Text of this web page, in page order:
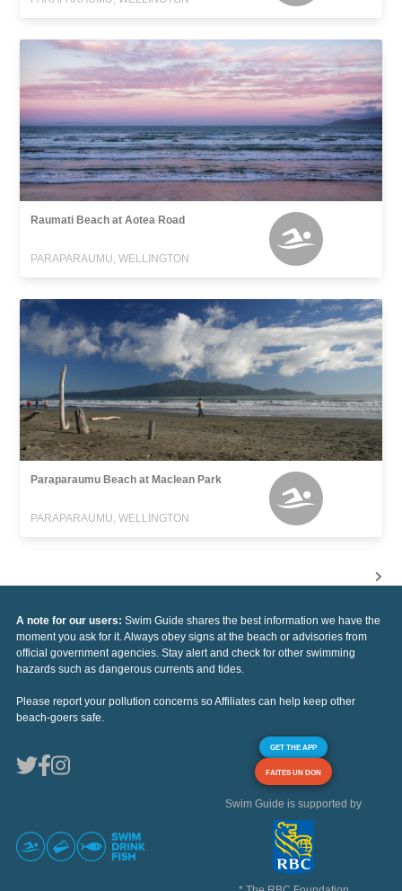
Raumati Beach at Aotea Road
PARAPARAUMU, WELLINGTON
Paraparaumu Beach at Maclean Park
PARAPARAUMU, WELLINGTON
A note for our users: Swim Guide shares the best information we have the
moment you ask for it. Always obey signs at the beach or advisories from
official government agencies. Stay alert and check for other swimming
hazards such as dangerous currents and tides.
Please report your pollution concerns so Affiliates can help keep other
beach-goers safe.
GET THE APP
FAITES UN DON
Swim Guide is supported by